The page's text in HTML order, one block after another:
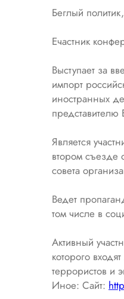
Беглый
Eчастник
Выступает за
импорт
иностранных
Является
втором съезде
совета
Ведет
том числе в
Активный
которого
террористов и
Иное: Сайт: